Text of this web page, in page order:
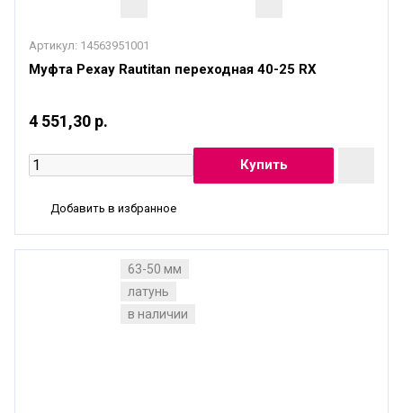
Артикул: 14563951001
Муфта Рехау Rautitan переходная 40-25 RX
4 551,30 р.
Добавить в избранное
63-50 мм
латунь
в наличии